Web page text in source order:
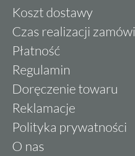
Koszt dostawy
Czas realizacji
Płatność
Regulamin
Doręczenie towaru
Reklamacje
Polityka prywatności
O nas